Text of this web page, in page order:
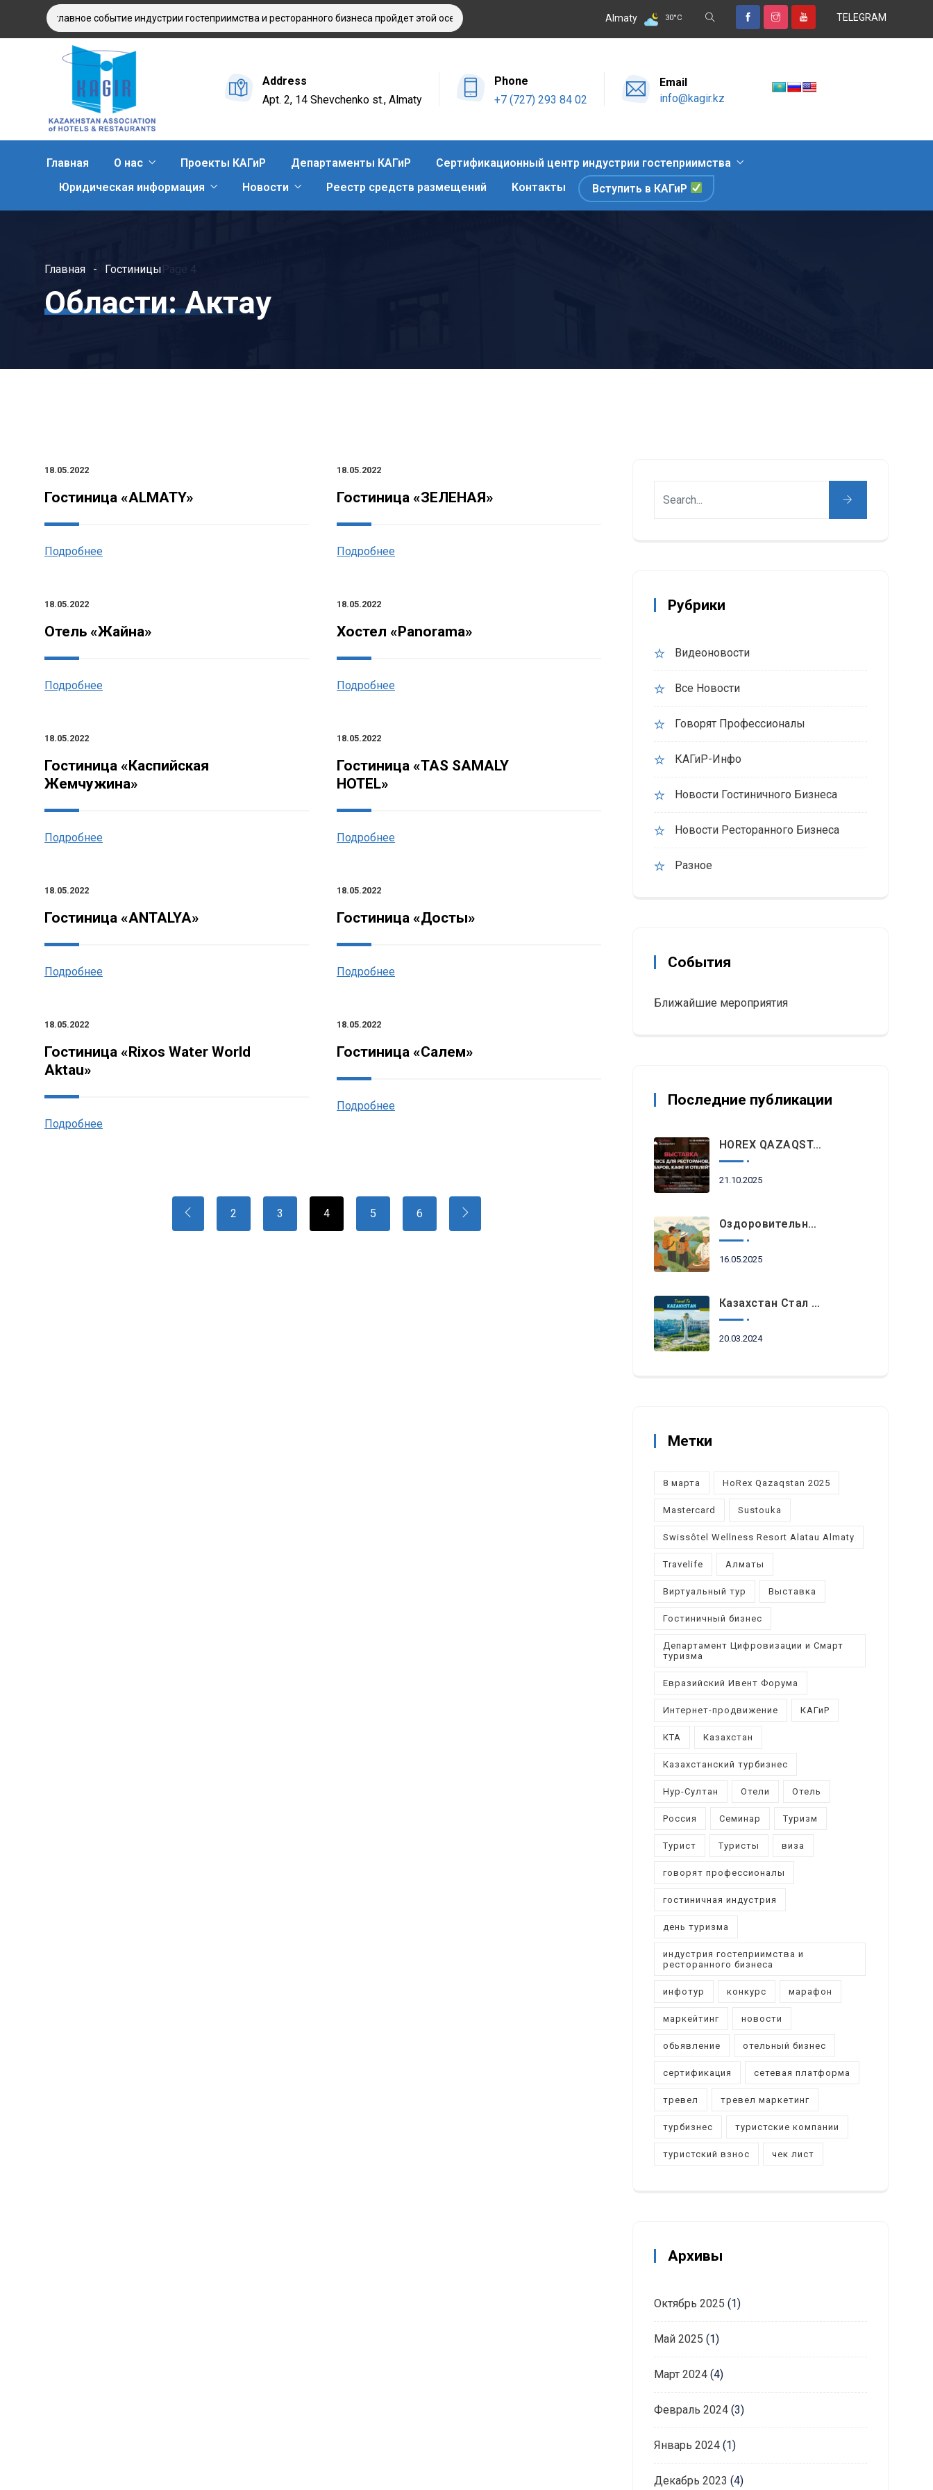
2025: главное событие индустрии гостеприимства и ресторанного бизнеса пройдет этой осенью в Алматы Оздоровительный отдых, знакомство с природными достопримечательностями и
Almaty 30°C TELEGRAM
Address
Apt. 2, 14 Shevchenko st., Almaty
Phone
+7 (727) 293 84 02
Email
info@kagir.kz
Главная О нас Проекты КАГиР Департаменты КАГиР
Сертификационный центр индустрии гостеприимства
Юридическая информация
Новости Реестр средств размещений Контакты Вступить в КАГиР
Главная Гостиницы Page 4
Области:Актау
18.05.2022
Гостиница «ALMATY»
Подробнее
18.05.2022
Гостиница «ЗЕЛЕНАЯ»
Подробнее
18.05.2022
Отель «Жайна»
Подробнее
18.05.2022
Хостел «Panorama»
Подробнее
18.05.2022
Гостиница «Каспийская
Жемчужина»
Подробнее
18.05.2022
Гостиница «TAS SAMALY
HOTEL»
Подробнее
18.05.2022
Гостиница «ANTALYA»
Подробнее
18.05.2022
Гостиница «Достық»
Подробнее
18.05.2022
Гостиница «Rixos Water World
Aktau»
Подробнее
18.05.2022
Гостиница «Салем»
Подробнее
2 3 4 5 6
Рубрики
Видеоновости
Все Новости
Говорят Профессионалы
КАГиР-Инфо
Новости Гостиничного Бизнеса
Новости Ресторанного Бизнеса
Разное
События
Ближайшие мероприятия
Последние публикации
HOREX QAZAQSTAN 2025: Главное Событие Индустрии Гостеприимства И Ресторанного Бизнеса Пройдет Этой Осенью В Алматы
21.10.2025
Оздоровительный Отдых, Знакомство С Природными Достопримечательностями И Гастрономический Туризм Возглавляют Список Туристических Трендов 2025 Года В Регионе EEMEA
16.05.2025
Казахстан Стал Топовым Направлением Для Туристов Из ОАЭ Во Время Ораза-Айта
20.03.2024
Метки
8 марта HoRex Qazaqstan 2025
Mastercard Sustouka
Swissôtel Wellness Resort Alatau Almaty
Travelife Алматы
Виртуальный тур Выставка
Гостиничный бизнес
Департамент Цифровизации и Смарт
туризма
Евразийский Ивент Форума
Интернет-продвижение КАГиР
КТА Казахстан
Казахстанский турбизнес
Нур-Султан Отели Отель
Россия Семинар Туризм
Турист Туристы виза
говорят профессионалы
гостиничная индустрия
день туризма
индустрия гостеприимства и
ресторанного бизнеса
инфотур конкурс марафон
маркейтинг новости
обьявление отельный бизнес
сертификация сетевая платформа
тревел тревел маркетинг
турбизнес туристские компании
туристский взнос чек лист
Архивы
Октябрь 2025 (1)
Май 2025 (1)
Март 2024(4)
Февраль 2024(3)
Январь 2024(1)
Декабрь 2023 (4)